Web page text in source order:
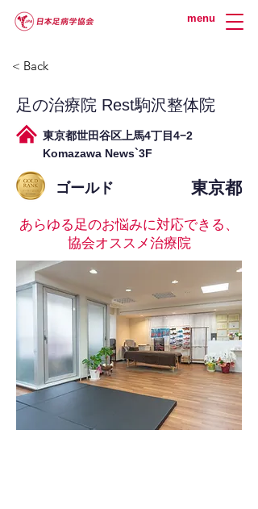
menu
< Back
足の治療院 Rest駒沢整体院
東京都世田谷区上馬4丁目4−2
Komazawa News`3F
ゴールド 東京都
あらゆる足のお悩みに対応できる、
協会オススメ治療院